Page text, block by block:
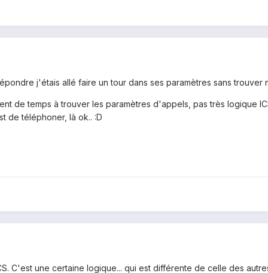
j'étais allé faire un tour dans ses paramètres sans trouver
de temps à trouver les paramètres d'appels, pas très logique
de téléphoner, là ok.. :D
C'est une certaine logique... qui est différente de celle des